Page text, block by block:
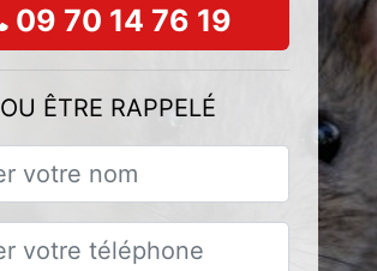
09 70 14 76 19
OU ÊTRE RAPPELÉ